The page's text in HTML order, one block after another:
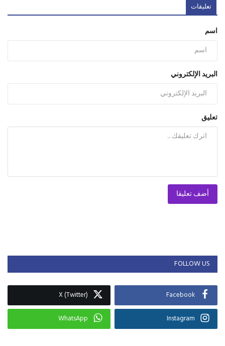
تعليقات
اسم
البريد الإلكتروني
تعليق
أضف تعليقا
FOLLOW US
Facebook
X (Twitter)
Instagram
WhatsApp